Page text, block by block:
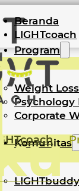
Beranda
LIGHTcoach
Program
Weight
Psychology
Corporate
Komunitas